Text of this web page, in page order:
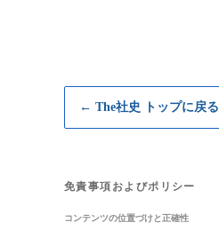
← The社史 トップに戻る
免責事項およびポリシー
コンテンツの位置づけと正確性